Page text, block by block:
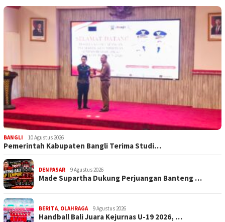
BANGLI 10 Agustus 2026
Pemerintah Kabupaten Bangli Terima Studi…
DENPASAR 9 Agustus 2026
Made Supartha Dukung Perjuangan Banteng …
BERITA OLAHRAGA 9 Agustus 2026
Handball Bali Juara Kejurnas U-19 2026, …